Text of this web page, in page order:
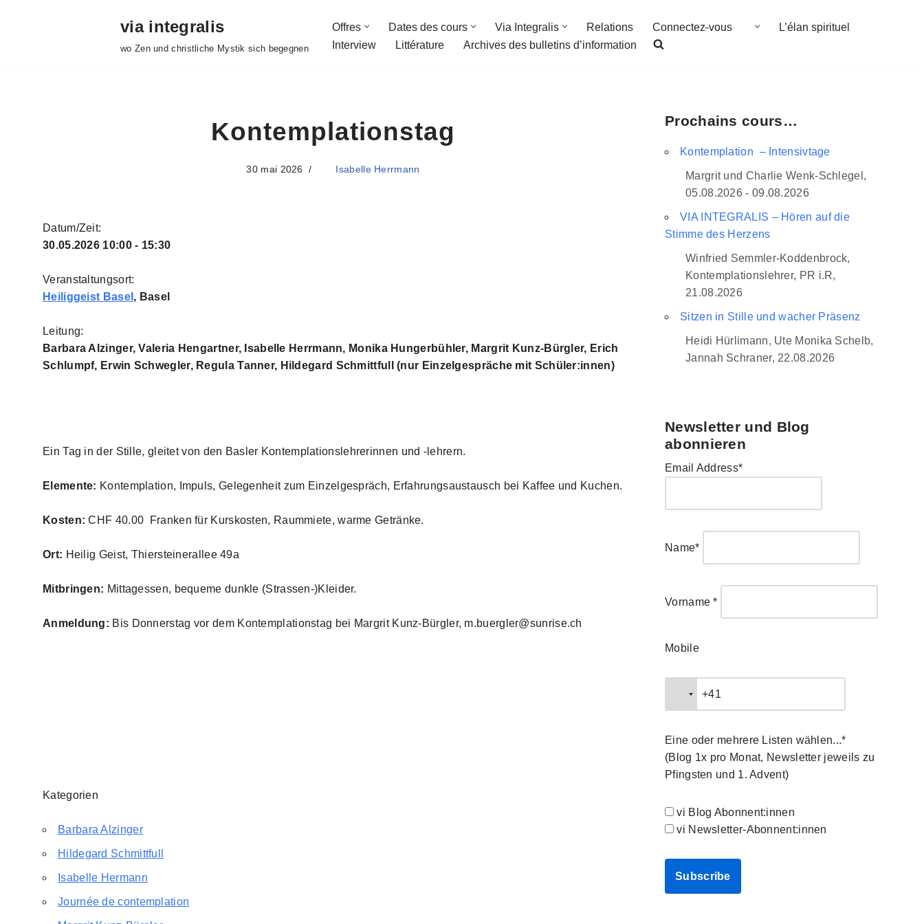
via integralis
wo Zen und christliche Mystik sich begegnen
Offres Dates des cours Via Integralis Relations Connectez-vous
L’élan spirituel
Interview
Littérature Archives des bulletins d’information
Kontemplationstag
30 mai 2026 Isabelle Herrmann
Datum/Zeit:
30.05.2026 10:00 - 15:30
Veranstaltungsort:
Heiliggeist Basel , Basel
Leitung:
Barbara Alzinger, Valeria Hengartner, Isabelle Herrmann, Monika Hungerbühler, Margrit Kunz-Bürgler, Erich
Schlumpf, Erwin Schwegler, Regula Tanner, Hildegard Schmittfull (nur Einzelgespräche mit Schüler:innen)
Ein Tag in der Stille, gleitet von den Basler Kontemplationslehrerinnen und -lehrern.
Elemente: Kontemplation, Impuls, Gelegenheit zum Einzelgespräch, Erfahrungsaustausch bei Kaffee und Kuchen.
Kosten: CHF 40.00 Franken für Kurskosten, Raummiete, warme Getränke.
Ort: Heilig Geist, Thiersteinerallee 49a
Mitbringen: Mittagessen, bequeme dunkle (Strassen-)Kleider.
Anmeldung: Bis Donnerstag vor dem Kontemplationstag bei Margrit Kunz-Bürgler, m.buergler@sunrise.ch
Kategorien
Barbara Alzinger
Hildegard Schmittfull
Isabelle Hermann
Journée de contemplation
Prochains cours…
Kontemplation – Intensivtage
Margrit und Charlie Wenk-Schlegel,
05.08.2026 - 09.08.2026
VIA INTEGRALIS – Hören auf die
Stimme des Herzens
Winfried Semmler-Koddenbrock,
Kontemplationslehrer, PR i.R,
21.08.2026
Sitzen in Stille und wacher Präsenz
Heidi Hürlimann, Ute Monika Schelb,
Jannah Schraner, 22.08.2026
Newsletter und Blog
abonnieren
Email Address*
Name*
Vorname *
Mobile
Eine oder mehrere Listen wählen...*
(Blog 1x pro Monat, Newsletter jeweils zu
Pfingsten und 1. Advent)
vi Blog Abonnent:innen
vi Newsletter-Abonnent:innen